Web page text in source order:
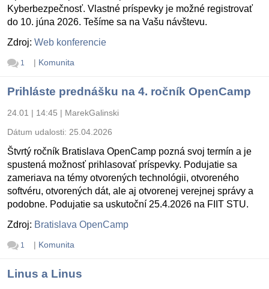
Kyberbezpečnosť. Vlastné príspevky je možné registrovať
do 10. júna 2026. Tešíme sa na Vašu návštevu.
Zdroj: Web konferencie
1 | Komunita
Prihláste prednášku na 4. ročník OpenCamp
24.01 | 14:45 | MarekGalinski
Dátum udalosti: 25.04.2026
Štvrtý ročník Bratislava OpenCamp pozná svoj termín a je
spustená možnosť prihlasovať príspevky. Podujatie sa
zameriava na témy otvorených technológii, otvoreného
softvéru, otvorených dát, ale aj otvorenej verejnej správy a
podobne. Podujatie sa uskutoční 25.4.2026 na FIIT STU.
Zdroj: Bratislava OpenCamp
1 | Komunita
Linus a Linus